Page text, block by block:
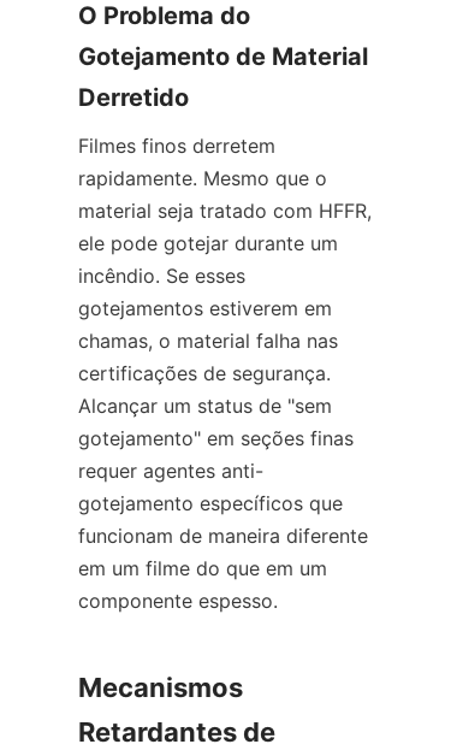
O Problema do
Gotejamento de Material
Derretido
Filmes finos derretem
rapidamente. Mesmo que o
material seja tratado com HFFR,
ele pode gotejar durante um
incêndio. Se esses
gotejamentos estiverem em
chamas, o material falha nas
certificações de segurança.
Alcançar um status de "sem
gotejamento" em seções finas
requer agentes anti-
gotejamento específicos que
funcionam de maneira diferente
em um filme do que em um
componente espesso.
Mecanismos
Retardantes de